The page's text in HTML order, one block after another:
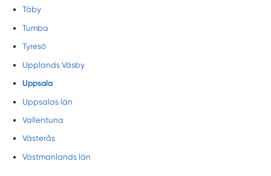
Täby
Tumba
Tyresö
Upplands Väsby
Uppsala
Uppsalas län
Vallentuna
Västerås
Västmanlands län